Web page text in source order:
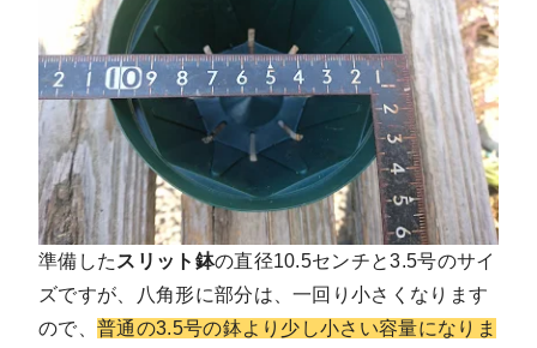
準備した スリット鉢の直径10.5センチと3.5号のサイ
ズですが、八角形に部分は、一回り小さくなります
ので、 普通の3.5号の鉢より少し小さい容量になりま